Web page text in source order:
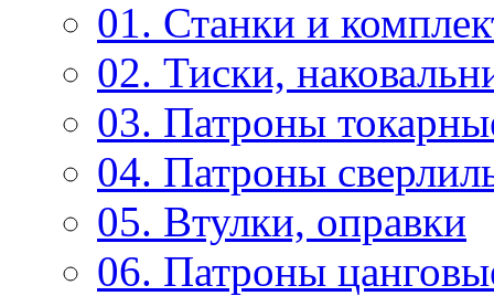
01. Станки и
02. Тиски,
03. Патроны
04. Патроны
05. Втулки, оправки
06. Патроны